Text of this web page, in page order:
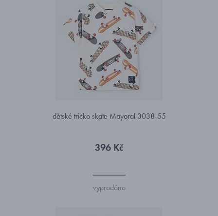
dětské tričko skate Mayoral 3038-55
396 Kč
vyprodáno